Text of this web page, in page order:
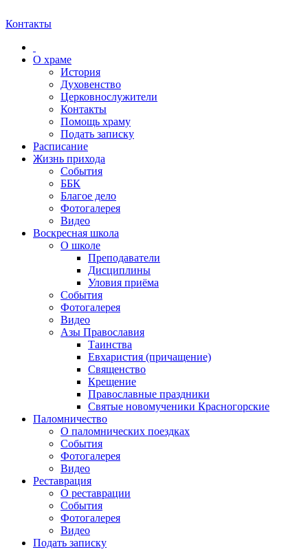
Контакты
О храме
История
Духовенство
Церковнослужители
Контакты
Помощь храму
Подать записку
Расписание
Жизнь прихода
События
ББК
Благое дело
Фотогалерея
Видео
Воскресная школа
О школе
Преподаватели
Дисциплины
Уловия приёма
События
Фотогалерея
Видео
Азы Православия
Таинства
Евхаристия (причащение)
Священство
Крещение
Православные праздники
Святые новомученики Красногорские
Паломничество
О паломнических поездках
События
Фотогалерея
Видео
Реставрация
О реставрации
События
Фотогалерея
Видео
Подать записку